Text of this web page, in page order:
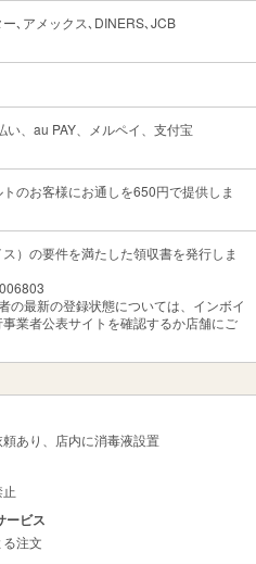
､アメックス､DINERS､JCB
い、au PAY、メルペイ、支付宝
のお客様にお通しを650円で提供しま
）の要件を満たした領収書を発行しま
の最新の登録状態については、インボイ
業者公表サイトを確認するか店舗にご
あり、店内に消毒液設置
ービス
注文